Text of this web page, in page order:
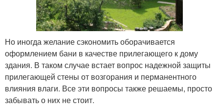
Но иногда желание сэкономить оборачивается
оформлением бани в качестве прилегающего к дому
здания. В таком случае встает вопрос надежной защиты
прилегающей стены от возгорания и перманентного
влияния влаги. Все эти вопросы также решаемы, просто
забывать о них не стоит.